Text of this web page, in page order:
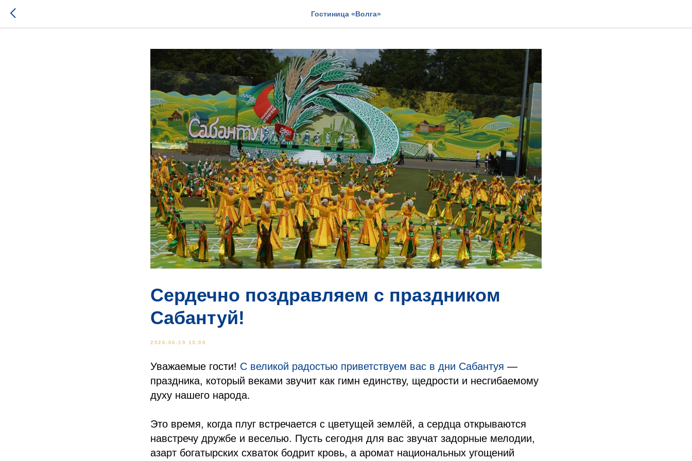
Гостиница «Волга»
Сердечно поздравляем с праздником
Сабантуй!
2026-06-19 13:00
Уважаемые гости! С великой радостью приветствуем вас в дни Сабантуя —
праздника, который веками звучит как гимн единству, щедрости и несгибаемому
духу нашего народа.
Это время, когда плуг встречается с цветущей землёй, а сердца открываются
навстречу дружбе и веселью. Пусть сегодня для вас звучат задорные мелодии,
азарт богатырских схваток бодрит кровь, а аромат национальных угощений